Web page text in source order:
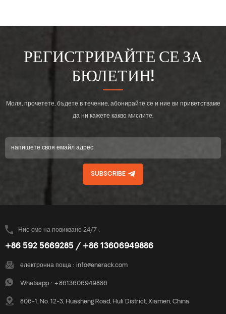
РЕГИСТРИРАЙТЕ СЕ ЗА
БЮЛЕТИН!
Моля, прочетете, бъдете в течение, абонирайте се и ние ви приветстваме
да ни кажете какво мислите.
SUBSCRIBE
Ние сме на повикване 24/7 :
+86 592 5669285 / +86 13606949886
електронна поща : info@enerack.com
Whatsapp : +8613606949886
806-1, No. 12-3, Huasheng Road, Huli District, Xiamen, China